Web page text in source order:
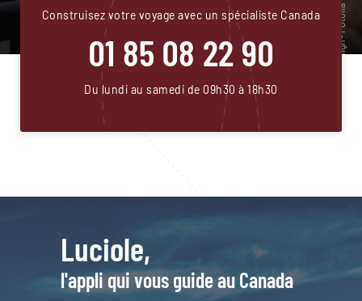
Construisez votre voyage avec un spécialiste Canada
01 85 08 22 90
Du lundi au samedi de 09h30 à 18h30
Luciole,
l'appli qui vous guide au Canada